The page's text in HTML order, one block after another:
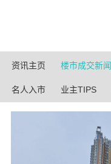
资讯主页 楼市成交新闻
名人入市 业主TIPS